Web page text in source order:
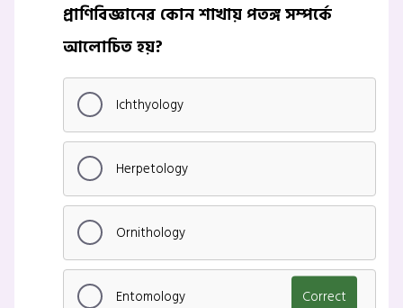
প্রাণিবিজ্ঞানের কোন শাখায় পতঙ্গ সম্পর্কে
আলোচিত হয়?
Ichthyology
Herpetology
Ornithology
Entomology Correct